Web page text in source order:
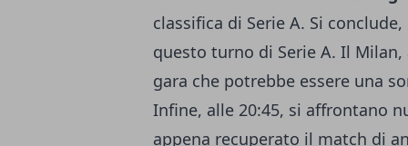
classifica di Serie A. Si
questo turno di Serie A. Il Milan,
gara che potrebbe essere una
Infine, alle 20:45, si affrontano
appena recuperato il match di